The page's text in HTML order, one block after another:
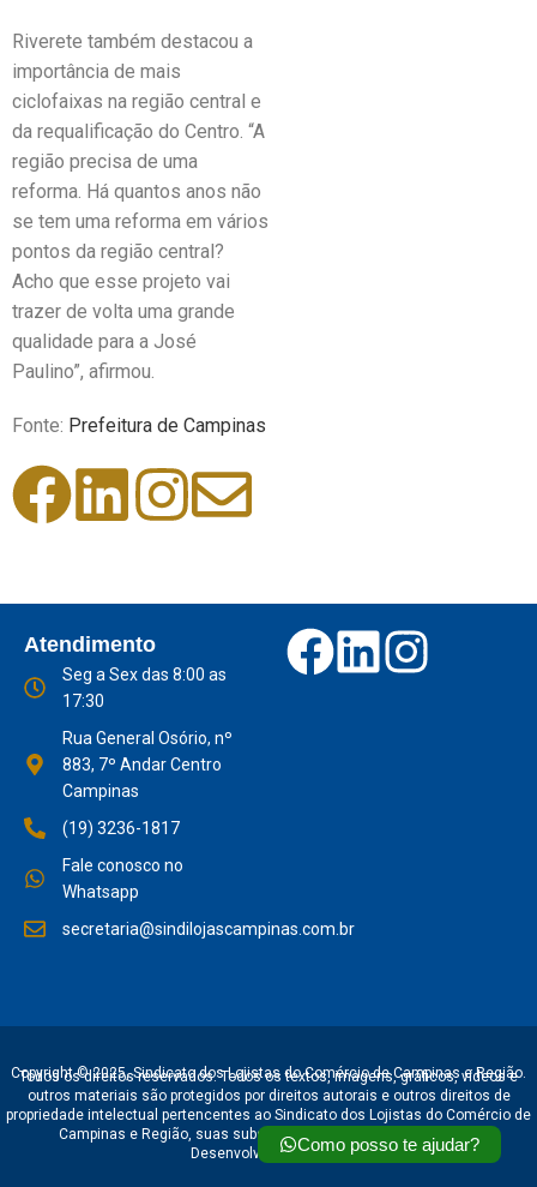
Como posso te ajudar?
Riverete também destacou a
importância de mais
ciclofaixas na região central e
da requalificação do Centro. “A
região precisa de uma
reforma. Há quantos anos não
se tem uma reforma em vários
pontos da região central?
Acho que esse projeto vai
trazer de volta uma grande
qualidade para a José
Paulino”, afirmou.
Fonte: Prefeitura de Campinas
Atendimento
Seg a Sex das 8:00 as
17:30
Rua General Osório, nº
883, 7º Andar Centro
Campinas
(19) 3236-1817
Fale conosco no
Whatsapp
secretaria@sindilojascampinas.com.br
Copyright © 2025, Sindicato dos Lojistas do Comércio de Campinas e Região.
Todos os direitos reservados. Todos os textos, imagens, gráficos, vídeos e
outros materiais são protegidos por direitos autorais e outros direitos de
propriedade intelectual pertencentes ao Sindicato dos Lojistas do Comércio de
Campinas e Região, suas subsidiárias, afiliadas e licenciantes.
Desenvolvido porRAJO